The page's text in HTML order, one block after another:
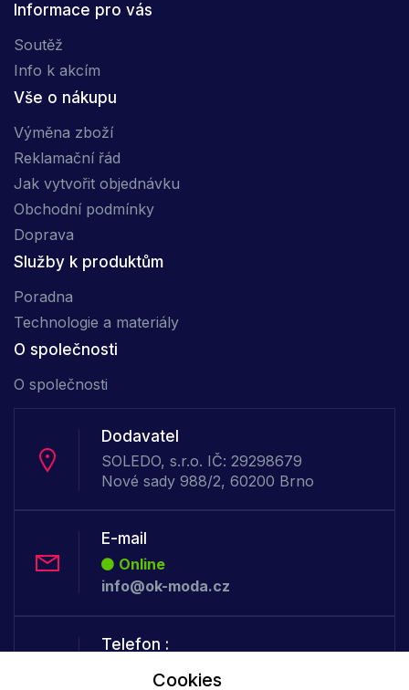
Informace pro vás
Soutěž
Info k akcím
Vše o nákupu
Výměna zboží
Reklamační řád
Jak vytvořit objednávku
Obchodní podmínky
Doprava
Služby k produktům
Poradna
Technologie a materiály
O společnosti
O společnosti
Dodavatel
SOLEDO, s.r.o. IČ: 29298679
Nové sady 988/2, 60200 Brno
E-mail
Online
info@ok-moda.cz
Telefon :
Cookies